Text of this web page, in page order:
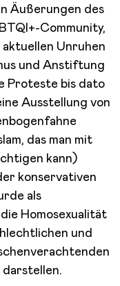
Äußerungen des
Community,
aktuellen Unruhen
und Anstiftung
Proteste bis dato
Ausstellung von
das man mit
kann)
konservativen
als
Homosexualität
und
darstellen.